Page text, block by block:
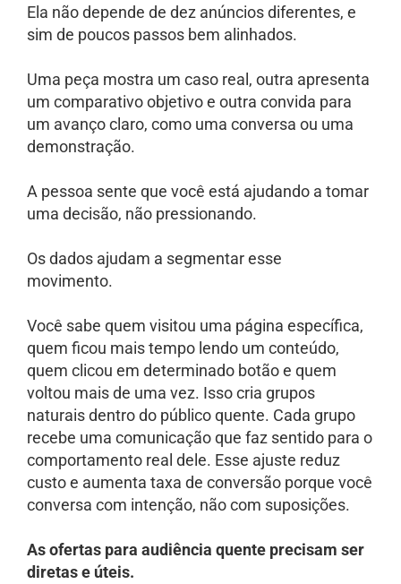
Ela não depende de dez anúncios diferentes, e
sim de poucos passos bem alinhados.
Uma peça mostra um caso real, outra apresenta
um comparativo objetivo e outra convida para
um avanço claro, como uma conversa ou uma
demonstração.
A pessoa sente que você está ajudando a tomar
uma decisão, não pressionando.
Os dados ajudam a segmentar esse
movimento.
Você sabe quem visitou uma página específica,
quem ficou mais tempo lendo um conteúdo,
quem clicou em determinado botão e quem
voltou mais de uma vez. Isso cria grupos
naturais dentro do público quente. Cada grupo
recebe uma comunicação que faz sentido para o
comportamento real dele. Esse ajuste reduz
custo e aumenta taxa de conversão porque você
conversa com intenção, não com suposições.
As ofertas para audiência quente precisam ser
diretas e úteis.